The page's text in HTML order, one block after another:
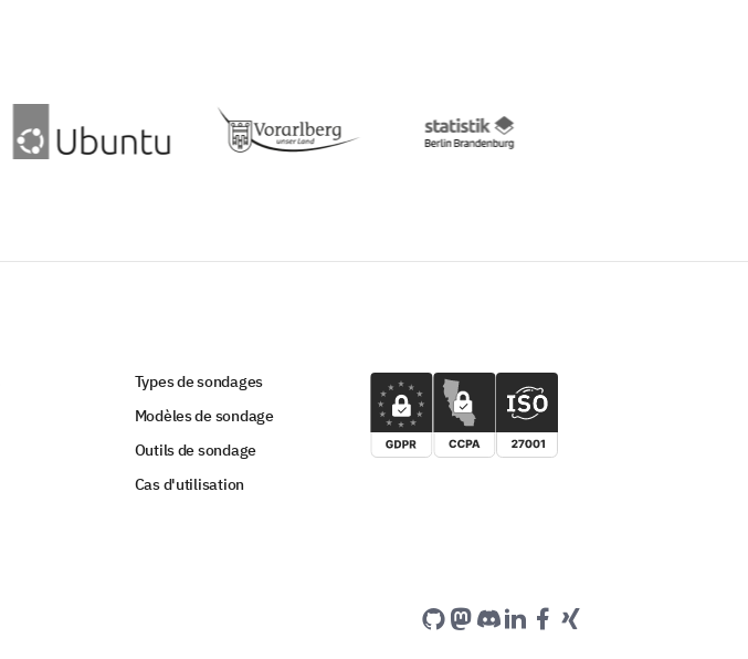
Types de sondages
Modèles de sondage
Outils de sondage
Cas d'utilisation